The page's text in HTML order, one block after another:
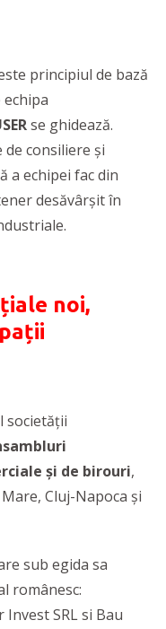
principiul de bază
echipa
se ghidează.
consiliere și
a echipei fac din
desăvârșit în
noi,
societății
și de birouri,
Cluj-Napoca și
sub egida sa
românesc:
Invest SRL si Bau